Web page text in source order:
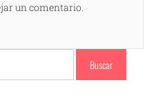
un comentario.